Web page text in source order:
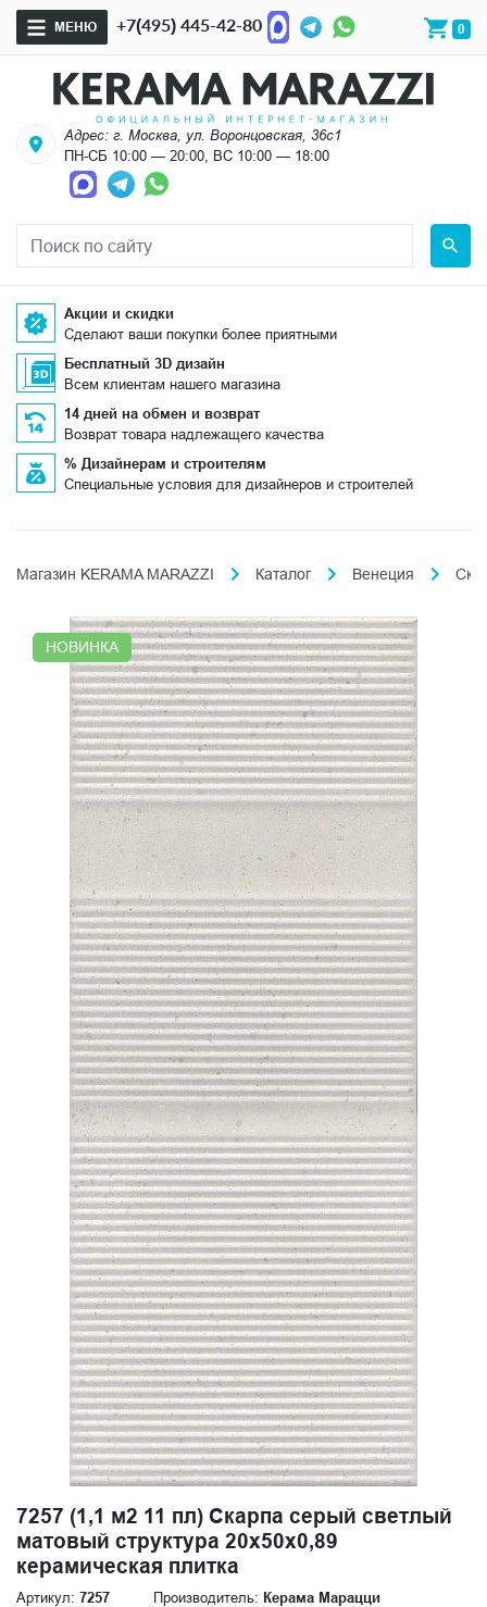
МЕНЮ +7(495) 445-42-80 0
Адрес: г. Москва, ул. Воронцовская, 36с1
ПН-СБ 10:00 — 20:00, ВС 10:00 — 18:00
Акции и скидки
Сделают ваши покупки более приятными
Бесплатный 3D дизайн
Всем клиентам нашего магазина
14 дней на обмен и возврат
Возврат товара надлежащего качества
% Дизайнерам и строителям
Специальные условия для дизайнеров и строителей
Магазин KERAMA MARAZZI Каталог Венеция
НОВИНКА
7257 (1,1 м2 11 пл) Скарпа серый светлый
матовый структура 20x50x0,89
керамическая плитка
Артикул: 7257 Производитель: Керама Марацци